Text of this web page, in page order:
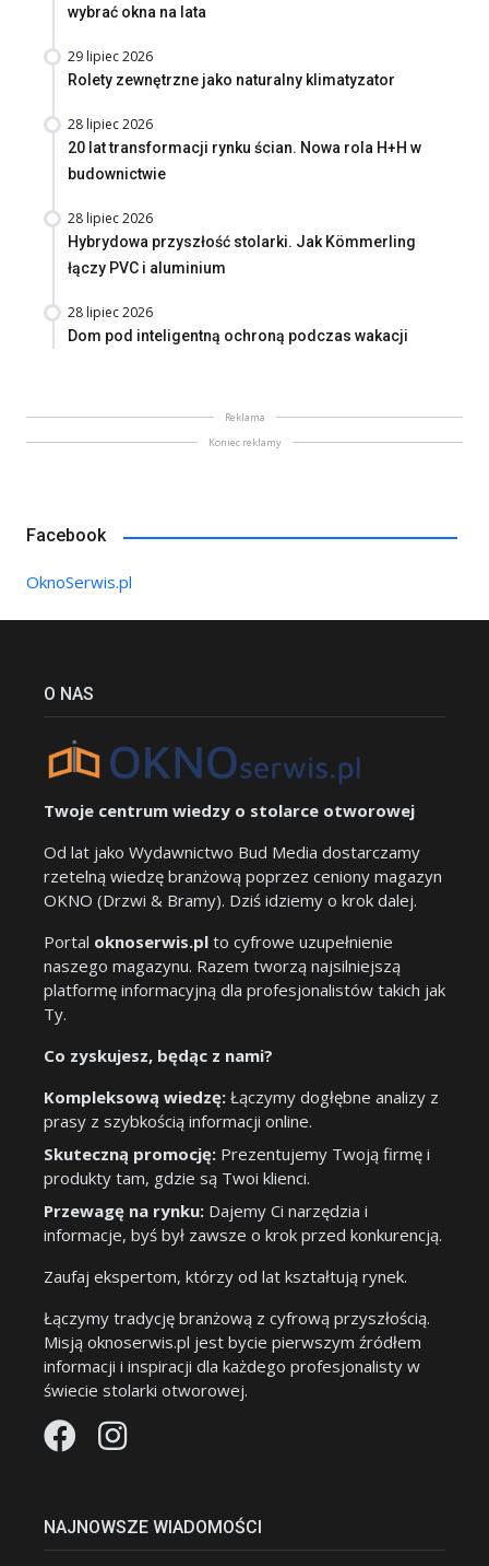
wybrać okna na lata
29 lipiec 2026
Rolety zewnętrzne jako naturalny klimatyzator
28 lipiec 2026
20 lat transformacji rynku ścian. Nowa rola H+H w
budownictwie
28 lipiec 2026
Hybrydowa przyszłość stolarki. Jak Kömmerling
łączy PVC i aluminium
28 lipiec 2026
Dom pod inteligentną ochroną podczas wakacji
Reklama
Koniec reklamy
Facebook
OknoSerwis.pl
O NAS
Twoje centrum wiedzy o stolarce otworowej
Od lat jako Wydawnictwo Bud Media dostarczamy
rzetelną wiedzę branżową poprzez ceniony magazyn
OKNO (Drzwi & Bramy). Dziś idziemy o krok dalej.
Portal oknoserwis.pl to cyfrowe uzupełnienie
naszego magazynu. Razem tworzą najsilniejszą
platformę informacyjną dla profesjonalistów takich jak
Ty.
Co zyskujesz, będąc z nami?
Kompleksową wiedzę: Łączymy dogłębne analizy z
prasy z szybkością informacji online.
Skuteczną promocję: Prezentujemy Twoją firmę i
produkty tam, gdzie są Twoi klienci.
Przewagę na rynku: Dajemy Ci narzędzia i
informacje, byś był zawsze o krok przed konkurencją.
Zaufaj ekspertom, którzy od lat kształtują rynek.
Łączymy tradycję branżową z cyfrową przyszłością.
Misją oknoserwis.pl jest bycie pierwszym źródłem
informacji i inspiracji dla każdego profesjonalisty w
świecie stolarki otworowej.
NAJNOWSZE WIADOMOŚCI